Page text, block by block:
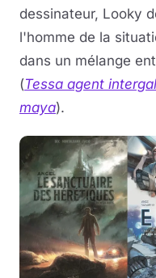
dessinateur, Looky
l'homme de la
dans un mélange
(Tessa agent
maya).